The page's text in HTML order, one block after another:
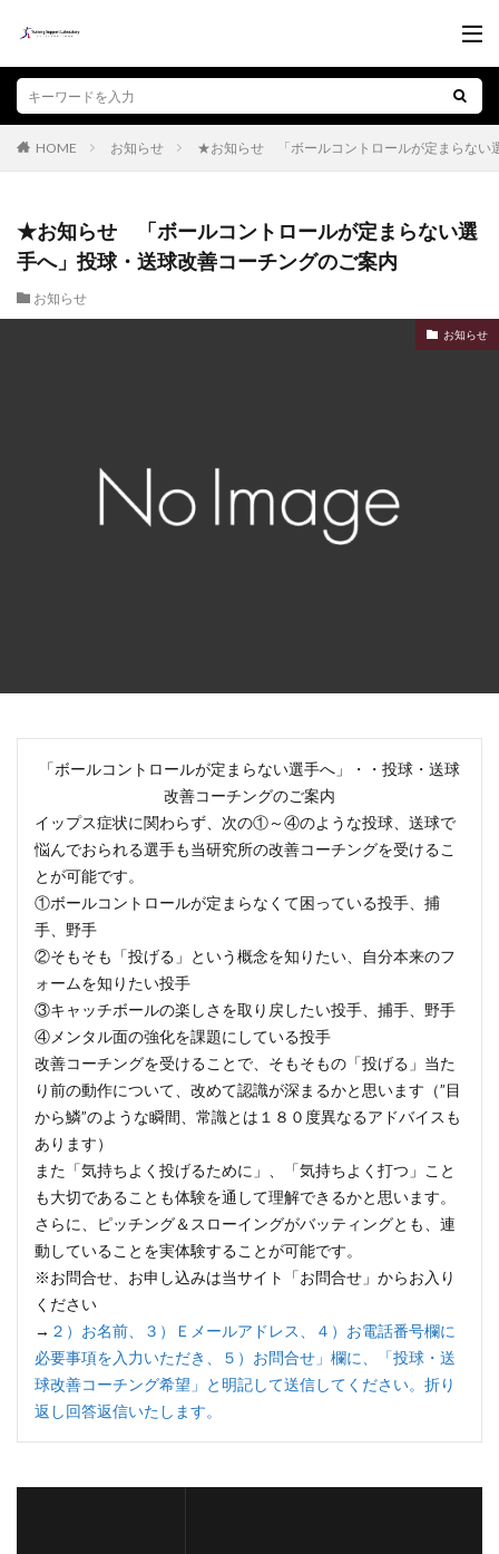
HOME お知らせ ★お知らせ 「ボールコントロールが定まらない
★お知らせ 「ボールコントロールが定まらない選
手へ」投球・送球改善コーチングのご案内
お知らせ
お知らせ
「ボールコントロールが定まらない選手へ」・・投球・送球
改善コーチングのご案内
イップス症状に関わらず、次の①～④のような投球、送球で
悩んでおられる選手も当研究所の改善コーチングを受けるこ
とが可能です。
①ボールコントロールが定まらなくて困っている投手、捕
手、野手
②そもそも「投げる」という概念を知りたい、自分本来のフ
ォームを知りたい投手
③キャッチボールの楽しさを取り戻したい投手、捕手、野手
④メンタル面の強化を課題にしている投手
改善コーチングを受けることで、そもそもの「投げる」当た
り前の動作について、改めて認識が深まるかと思います（”目
から鱗”のような瞬間、常識とは１８０度異なるアドバイスも
あります）
また「気持ちよく投げるために」、「気持ちよく打つ」こと
も大切であることも体験を通して理解できるかと思います。
さらに、ピッチング＆スローイングがバッティングとも、連
動していることを実体験することが可能です。
※お問合せ、お申し込みは当サイト「お問合せ」からお入り
ください
→ ２）お名前、３）Ｅメールアドレス、４）お電話番号欄に
必要事項を入力いただき、５）お問合せ」欄に、「投球・送
球改善コーチング希望」と明記して送信してください。折り
返し回答返信いたします。